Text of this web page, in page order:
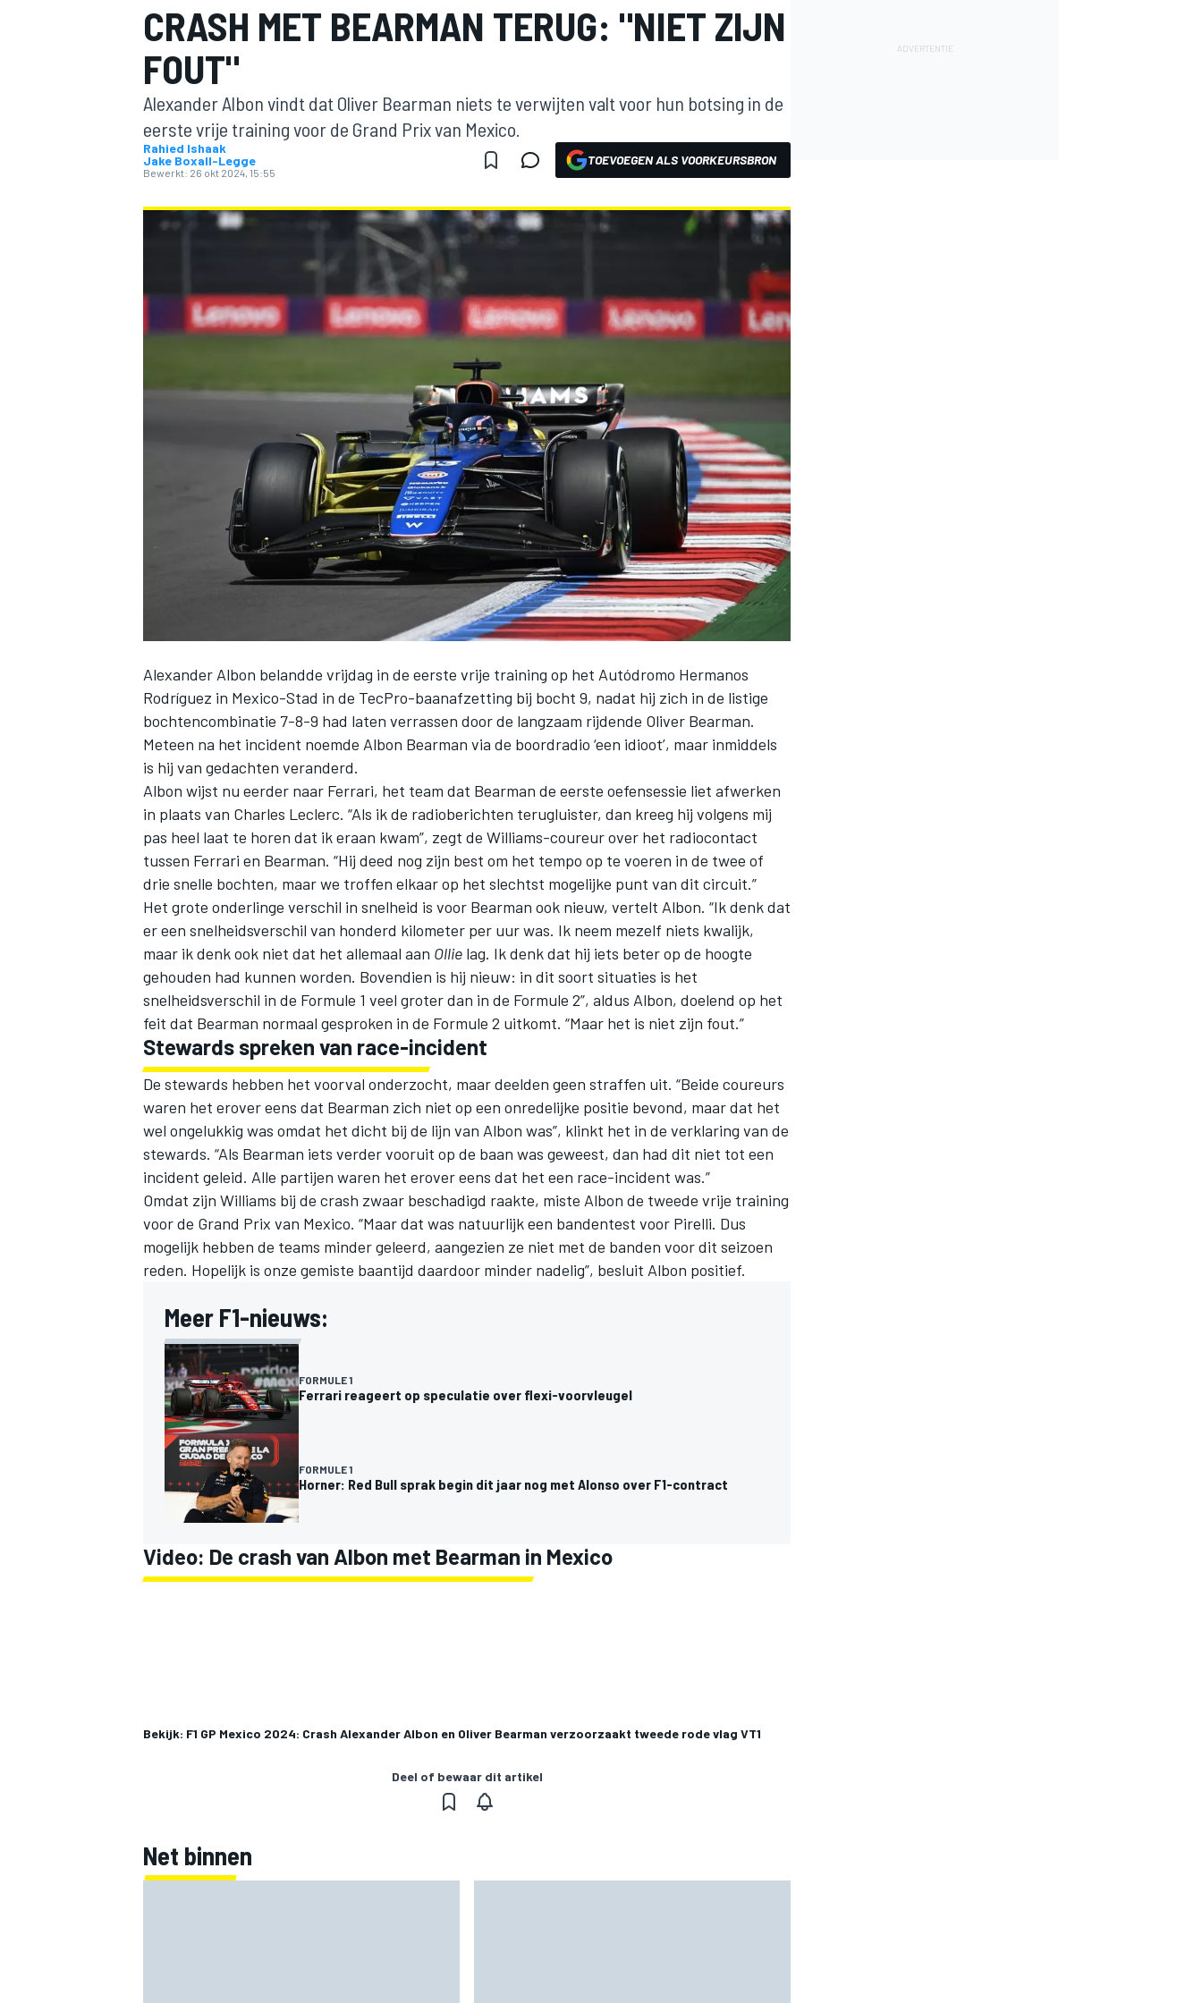
WEC DTM
CRASH MET BEARMAN TERUG: "NIET ZIJN
FOUT"
Alexander Albon vindt dat Oliver Bearman niets te verwijten valt voor hun botsing in de
eerste vrije training voor de Grand Prix van Mexico.
Rahied Ishaak
Jake Boxall-Legge
Bewerkt: 26 okt 2024, 15:55
TOEVOEGEN ALS VOORKEURSBRON
Alexander Albon belandde vrijdag in de eerste vrije training op het Autódromo Hermanos
Rodríguez in Mexico-Stad in de TecPro-baanafzetting bij bocht 9, nadat hij zich in de listige
bochtencombinatie 7-8-9 had laten verrassen door de langzaam rijdende Oliver Bearman.
Meteen na het incident noemde Albon Bearman via de boordradio ‘een idioot’, maar inmiddels
is hij van gedachten veranderd.
Albon wijst nu eerder naar Ferrari, het team dat Bearman de eerste oefensessie liet afwerken
in plaats van Charles Leclerc. “Als ik de radioberichten terugluister, dan kreeg hij volgens mij
pas heel laat te horen dat ik eraan kwam”, zegt de Williams-coureur over het radiocontact
tussen Ferrari en Bearman. “Hij deed nog zijn best om het tempo op te voeren in de twee of
drie snelle bochten, maar we troffen elkaar op het slechtst mogelijke punt van dit circuit.”
Het grote onderlinge verschil in snelheid is voor Bearman ook nieuw, vertelt Albon. “Ik denk dat
er een snelheidsverschil van honderd kilometer per uur was. Ik neem mezelf niets kwalijk,
maar ik denk ook niet dat het allemaal aan Ollie lag. Ik denk dat hij iets beter op de hoogte
gehouden had kunnen worden. Bovendien is hij nieuw: in dit soort situaties is het
snelheidsverschil in de Formule 1 veel groter dan in de Formule 2”, aldus Albon, doelend op het
feit dat Bearman normaal gesproken in de Formule 2 uitkomt. “Maar het is niet zijn fout.”
Stewards spreken van race-incident
De stewards hebben het voorval onderzocht, maar deelden geen straffen uit. “Beide coureurs
waren het erover eens dat Bearman zich niet op een onredelijke positie bevond, maar dat het
wel ongelukkig was omdat het dicht bij de lijn van Albon was”, klinkt het in de verklaring van de
stewards. “Als Bearman iets verder vooruit op de baan was geweest, dan had dit niet tot een
incident geleid. Alle partijen waren het erover eens dat het een race-incident was.”
Omdat zijn Williams bij de crash zwaar beschadigd raakte, miste Albon de tweede vrije training
voor de Grand Prix van Mexico. “Maar dat was natuurlijk een bandentest voor Pirelli. Dus
mogelijk hebben de teams minder geleerd, aangezien ze niet met de banden voor dit seizoen
reden. Hopelijk is onze gemiste baantijd daardoor minder nadelig”, besluit Albon positief.
Meer F1-nieuws:
FORMULE 1
Ferrari reageert op speculatie over flexi-voorvleugel
FORMULE 1
Horner: Red Bull sprak begin dit jaar nog met Alonso over F1-contract
Video: De crash van Albon met Bearman in Mexico
Bekijk: F1 GP Mexico 2024: Crash Alexander Albon en Oliver Bearman verzoorzaakt tweede rode vlag VT1
Deel of bewaar dit artikel
Net binnen